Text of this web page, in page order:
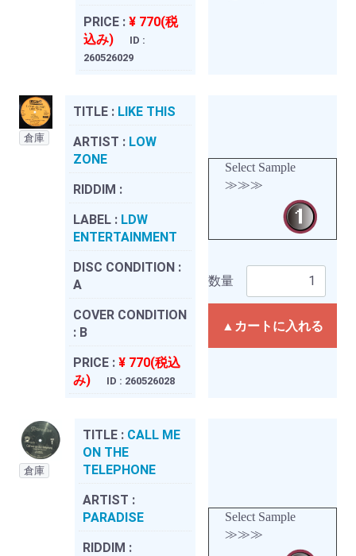
PRICE : ¥ 770(税
込み)
ID :
260526029
倉庫
TITLE : LIKE THIS
ARTIST : LOW
ZONE
RIDDIM :
LABEL : LDW
ENTERTAINMENT
DISC CONDITION :
A
COVER CONDITION
: B
PRICE : ¥ 770(税込
み)
ID : 260526028
Select Sample
≫≫≫
数量
▲カートに入れる
倉庫
TITLE : CALL ME
ON THE
TELEPHONE
ARTIST :
PARADISE
RIDDIM :
Select Sample
≫≫≫